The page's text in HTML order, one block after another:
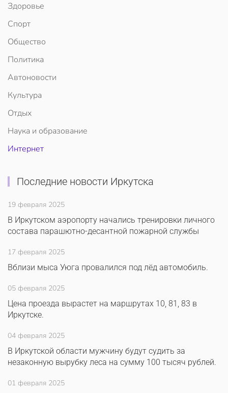
Здоровье
Спорт
Общество
Политика
Автоновости
Культура
Отдых
Наука и образование
Интернет
Последние новости Иркутска
19 февраля 2025
В Иркутском аэропорту начались тренировки личного
состава парашютно-десантной пожарной службы
17 февраля 2025
Вблизи мыса Уюга провалился под лёд автомобиль.
05 февраля 2025
Цена проезда вырастет на маршрутах 10, 81, 83 в
Иркутске.
04 февраля 2025
В Иркутской области мужчину будут судить за
незаконную вырубку леса на сумму 100 тысяч рублей.
01 февраля 2025